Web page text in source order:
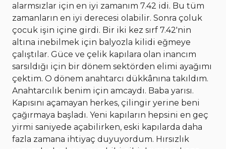
alarmsızlar için en iyi zamanım 7.42 idi. Bu tüm
zamanların en iyi derecesi olabilir. Sonra çoluk
çocuk işin içine girdi. Bir iki kez sırf 7.42'nin
altına inebilmek için balyozla kilidi eğmeye
çalıştılar. Güce ve çelik kapılara olan inancım
sarsıldığı için bir dönem sektörden elimi ayağımı
çektim. O dönem anahtarcı dükkânına takıldım.
Anahtarcılık benim için amcaydı. Baba yarısı.
Kapısını açamayan herkes, çilingir yerine beni
çağırmaya başladı. Yeni kapıların hepsini en geç
yirmi saniyede açabilirken, eski kapılarda daha
fazla zamana ihtiyaç duyuyordum. Hırsızlık